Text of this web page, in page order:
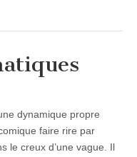
dynamique propre
faire rire par
le creux d’une vague. Il